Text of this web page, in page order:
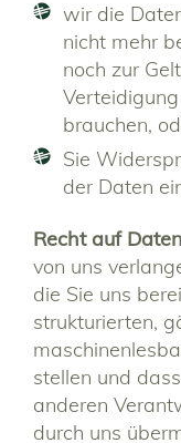
wir die
nicht mehr
noch zur
brauchen,
Sie
der Daten
Recht auf
von uns
die Sie uns
strukturierten,
stellen und
anderen
durch uns